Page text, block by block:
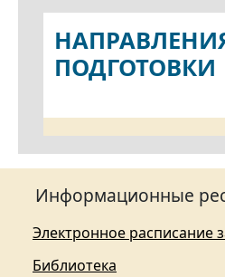
ПОДГОТОВКИ
Информационные
Электронное расписание
Библиотека